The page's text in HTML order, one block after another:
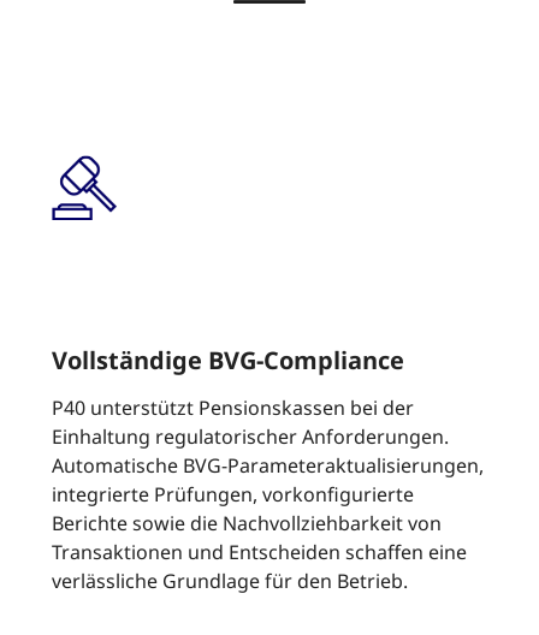
Vollständige BVG-Compliance
P40 unterstützt Pensionskassen bei der
Einhaltung regulatorischer Anforderungen.
Automatische BVG-Parameteraktualisierungen,
integrierte Prüfungen, vorkonfigurierte
Berichte sowie die Nachvollziehbarkeit von
Transaktionen und Entscheiden schaffen eine
verlässliche Grundlage für den Betrieb.